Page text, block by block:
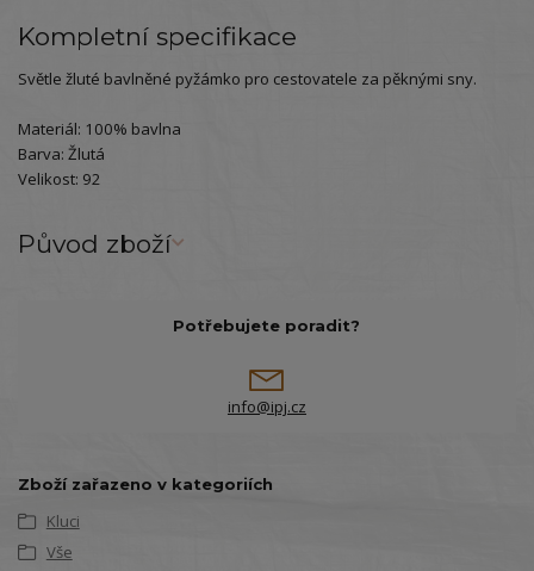
Kompletní specifikace
Světle žluté bavlněné pyžámko pro cestovatele za pěknými sny.
Materiál: 100% bavlna
Barva: Žlutá
Velikost: 92
Původ zboží
Potřebujete poradit?
info@ipj.cz
Zboží zařazeno v kategoriích
Kluci
Vše